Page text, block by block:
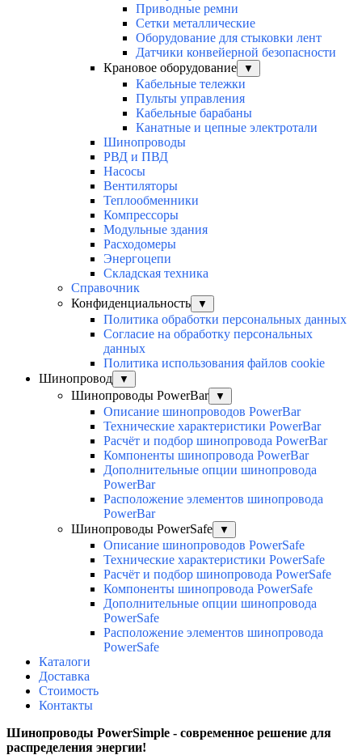
Приводные ремни
Сетки металлические
Оборудование для стыковки лент
Датчики конвейерной безопасности
Крановое оборудование
▼
Кабельные тележки
Пульты управления
Кабельные барабаны
Канатные и цепные электротали
Шинопроводы
РВД и ПВД
Насосы
Вентиляторы
Теплообменники
Компрессоры
Модульные здания
Расходомеры
Энергоцепи
Складская техника
Справочник
Конфиденциальность
▼
Политика обработки персональных данных
Согласие на обработку персональных
данных
Политика использования файлов cookie
Шинопровод
▼
Шинопроводы PowerBar ▼
Описание шинопроводов PowerBar
Технические характеристики PowerBar
Расчёт и подбор шинопровода PowerBar
Компоненты шинопровода PowerBar
Дополнительные опции шинопровода
PowerBar
Расположение элементов шинопровода
PowerBar
Шинопроводы PowerSafe
▼
Описание шинопроводов PowerSafe
Технические характеристики PowerSafe
Расчёт и подбор шинопровода PowerSafe
Компоненты шинопровода PowerSafe
Дополнительные опции шинопровода
PowerSafe
Расположение элементов шинопровода
PowerSafe
Каталоги
Доставка
Стоимость
Контакты
Шинопроводы PowerSimple - современное решение для
распределения энергии!